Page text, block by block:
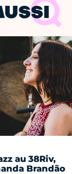
au 38Riv,
Brandão